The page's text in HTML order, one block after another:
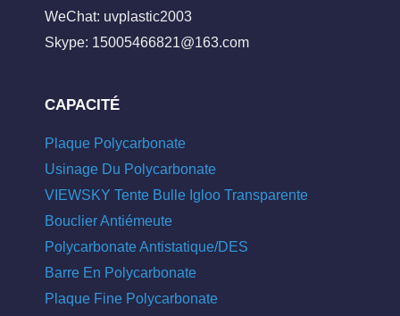
WeChat: uvplastic2003
Skype: 15005466821@163.com
CAPACITÉ
Plaque Polycarbonate
Usinage Du Polycarbonate
VIEWSKY Tente Bulle Igloo Transparente
Bouclier Antiémeute
Polycarbonate Antistatique/DES
Barre En Polycarbonate
Plaque Fine Polycarbonate